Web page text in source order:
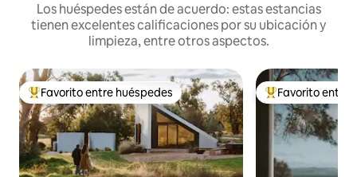
Los huéspedes están de acuerdo: estas estancias
tienen excelentes calificaciones por su ubicación y
limpieza, entre otros aspectos.
De los mejores en Favorito entre huéspedes
Favorito entre huéspedes De los mejores
Favorito entre